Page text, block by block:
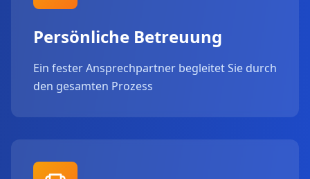
Persönliche Betreuung
Ein fester Ansprechpartner begleitet Sie durch
den gesamten Prozess